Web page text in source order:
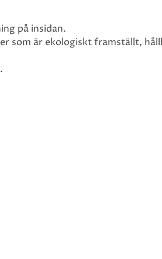
på insidan.
som är ekologiskt framställt,